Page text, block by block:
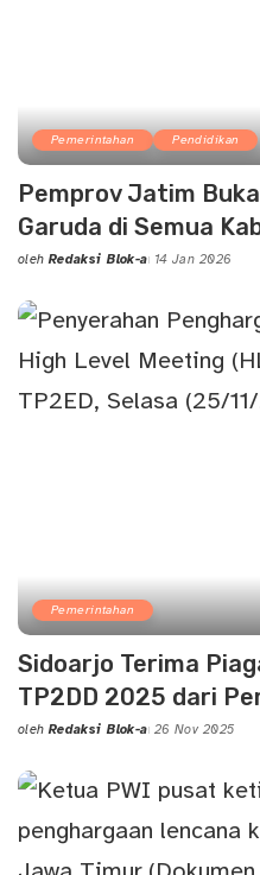
Pemerintahan Pendidikan
Pemprov Jatim
Garuda di Semua
Posted
oleh Redaksi Blok-a 14 Jan 2026
Pemerintahan
Sidoarjo Terima
TP2DD 2025 dari
Posted
oleh Redaksi Blok-a 26 Nov 2025